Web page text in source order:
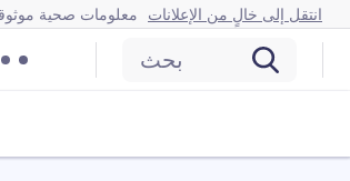
معلومات صحية موثوقة انتقل إلى خالٍ من الإعلانات
بحث